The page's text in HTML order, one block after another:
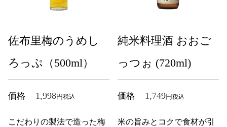
佐布里梅のうめし
ろっぷ（500ml）
価格 1,998 税込
こだわりの製法で造った梅
純米料理酒 おおご
っつぉ (720ml)
価格 1,749 税込
米の旨みとコクで食材が引